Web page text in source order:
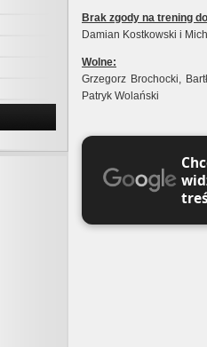
Brak zgody na trening
Damian Kostkowski i
Wolne:
Grzegorz Brochocki,
Patryk Wolański